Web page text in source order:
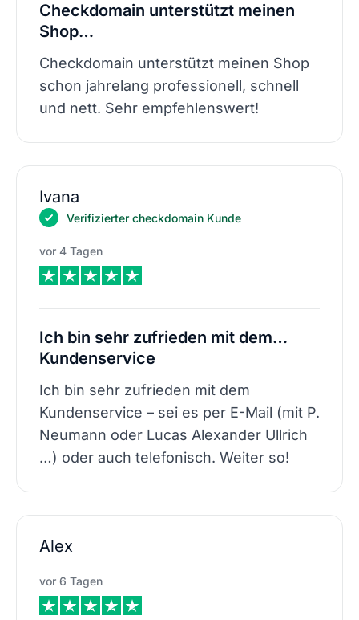
Checkdomain unterstützt meinen
Shop…
Checkdomain unterstützt meinen Shop
schon jahrelang professionell, schnell
und nett. Sehr empfehlenswert!
Ivana
Verifizierter checkdomain Kunde
vor 4 Tagen
Ich bin sehr zufrieden mit dem…
Kundenservice
Ich bin sehr zufrieden mit dem
Kundenservice – sei es per E-Mail (mit P.
Neumann oder Lucas Alexander Ullrich
…) oder auch telefonisch. Weiter so!
Alex
vor 6 Tagen